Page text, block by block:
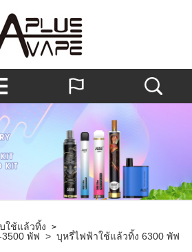
ใช้แล้วทิ้ง >
พัฟ > บุหรี่ไฟฟ้าใช้แล้วทิ้ง 6300 พัฟ